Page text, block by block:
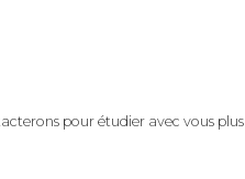
pour étudier avec vous